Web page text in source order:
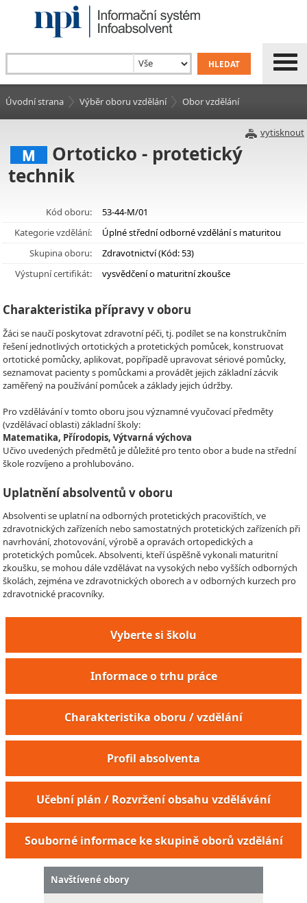
Úvodní strana Výběr oboru vzdělání Obor vzdělání
vytisknout
M
Ortoticko - protetický
technik
Kód oboru:
53-44-M/01
Kategorie vzdělání:
Úplné střední odborné vzdělání s maturitou
Skupina oboru:
Zdravotnictví (Kód: 53)
Výstupní certifikát:
vysvědčení o maturitní zkoušce
Charakteristika přípravy v oboru
Žáci se naučí poskytovat zdravotní péči, tj. podílet se na konstrukčním
řešení jednotlivých ortotických a protetických pomůcek, konstruovat
ortotické pomůcky, aplikovat, popřípadě upravovat sériové pomůcky,
seznamovat pacienty s pomůckami a provádět jejich základní zácvik
zaměřený na používání pomůcek a základy jejich údržby.
Pro vzdělávání v tomto oboru jsou významné vyučovací předměty
(vzdělávací oblasti) základní školy:
Matematika, Přírodopis, Výtvarná výchova
Učivo uvedených předmětů je důležité pro tento obor a bude na střední
škole rozvíjeno a prohlubováno.
Uplatnění absolventů v oboru
Absolventi se uplatní na odborných protetických pracovištích, ve
zdravotnických zařízeních nebo samostatných protetických zařízeních při
navrhování, zhotovování, výrobě a opravách ortopedických a
protetických pomůcek. Absolventi, kteří úspěšně vykonali maturitní
zkoušku, se mohou dále vzdělávat na vysokých nebo vyšších odborných
školách, zejména ve zdravotnických oborech a v odborných kurzech pro
zdravotnické pracovníky.
Vyberte si školu
Informace o trhu práce
Charakteristika oboru / vzdělání
Profil absolventa
Učební plán / Rozvržení obsahu vzdělávání
Souborné informace ke skupině oborů vzdělání
Navštívené obory